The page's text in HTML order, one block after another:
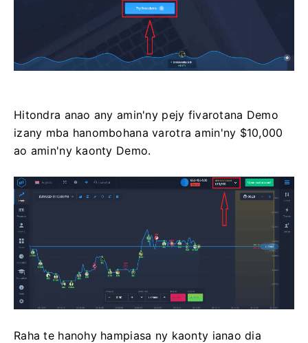
Hitondra anao any amin'ny pejy fivarotana Demo
izany mba hanombohana varotra amin'ny $10,000
ao amin'ny kaonty Demo.
Raha te hanohy hampiasa ny kaonty ianao dia